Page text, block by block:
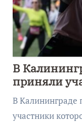
В
приняли
забеге
В Калининграде
участники